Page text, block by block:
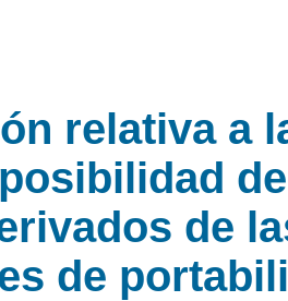
relativa a
de
de